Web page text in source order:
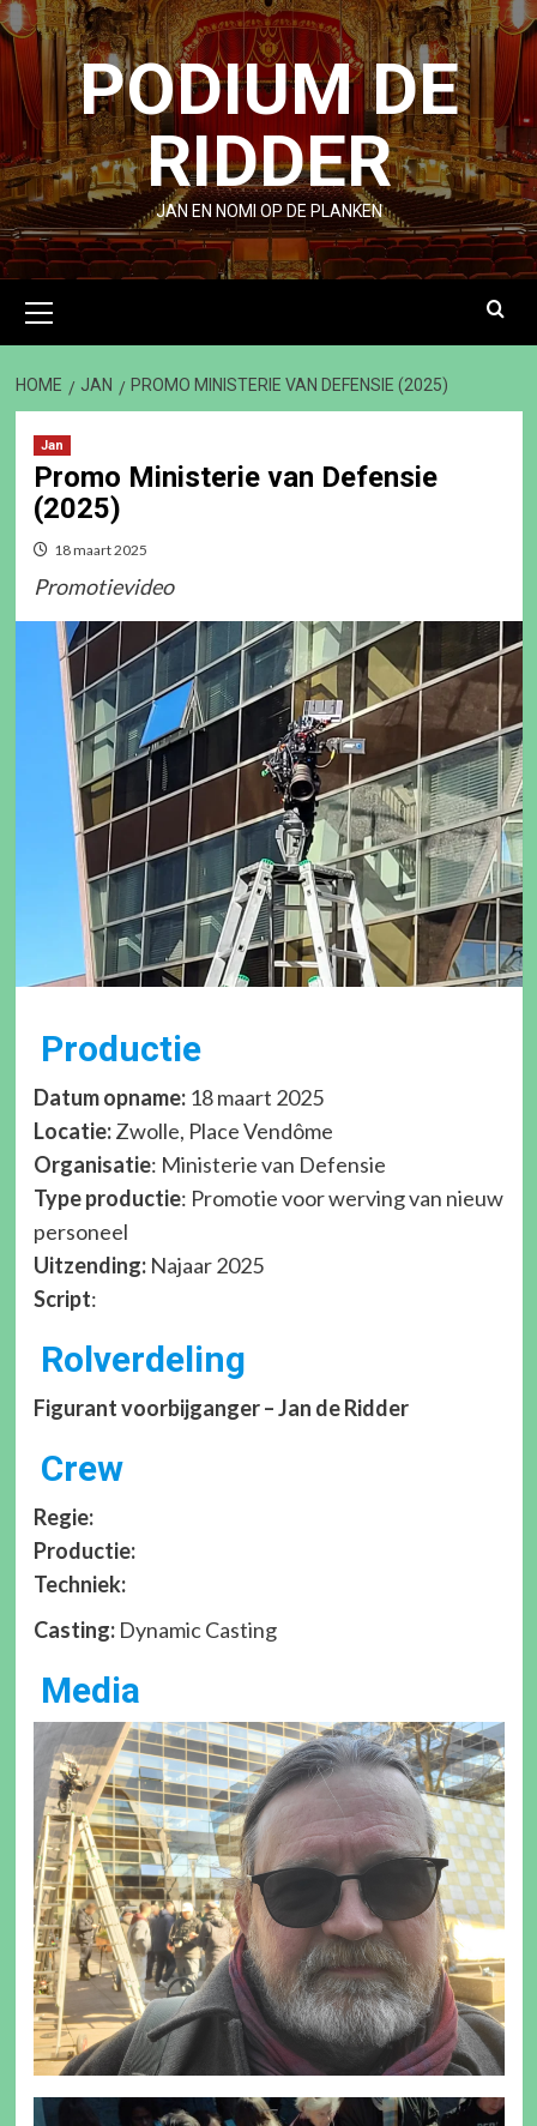
Ga
naar
de
inhoud
PODIUM DE
RIDDER
JAN EN NOMI OP DE PLANKEN
menu
HOME JAN PROMO MINISTERIE VAN DEFENSIE (2025)
Jan
Promo Ministerie van Defensie
(2025)
18 maart 2025
Promotievideo
Productie
Datum opname:18 maart 2025
Locatie:Zwolle, Place Vendôme
Organisatie: Ministerie van Defensie
Type productie: Promotie voor werving van nieuw
personeel
Uitzending:Najaar 2025
Script:
Rolverdeling
Figurant voorbijganger – Jan de Ridder
Crew
Regie:
Productie:
Techniek:
Casting: Dynamic Casting
Media